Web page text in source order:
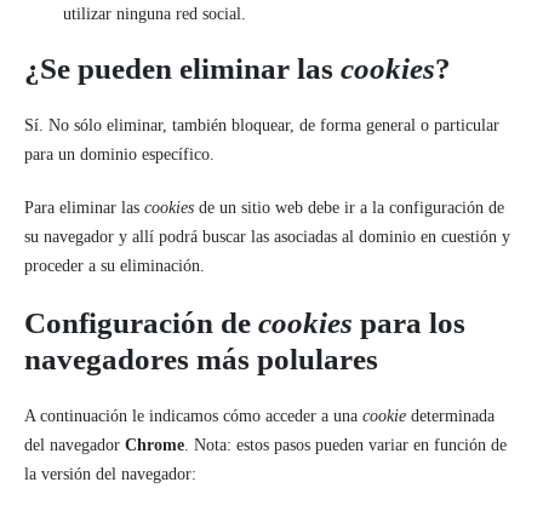
utilizar ninguna red social.
¿Se pueden eliminar las cookies?
Sí. No sólo eliminar, también bloquear, de forma general o particular
para un dominio específico.
Para eliminar las cookies de un sitio web debe ir a la configuración de
su navegador y allí podrá buscar las asociadas al dominio en cuestión y
proceder a su eliminación.
Configuración de cookies para los
navegadores más polulares
A continuación le indicamos cómo acceder a una cookie determinada
del navegador Chrome. Nota: estos pasos pueden variar en función de
la versión del navegador: